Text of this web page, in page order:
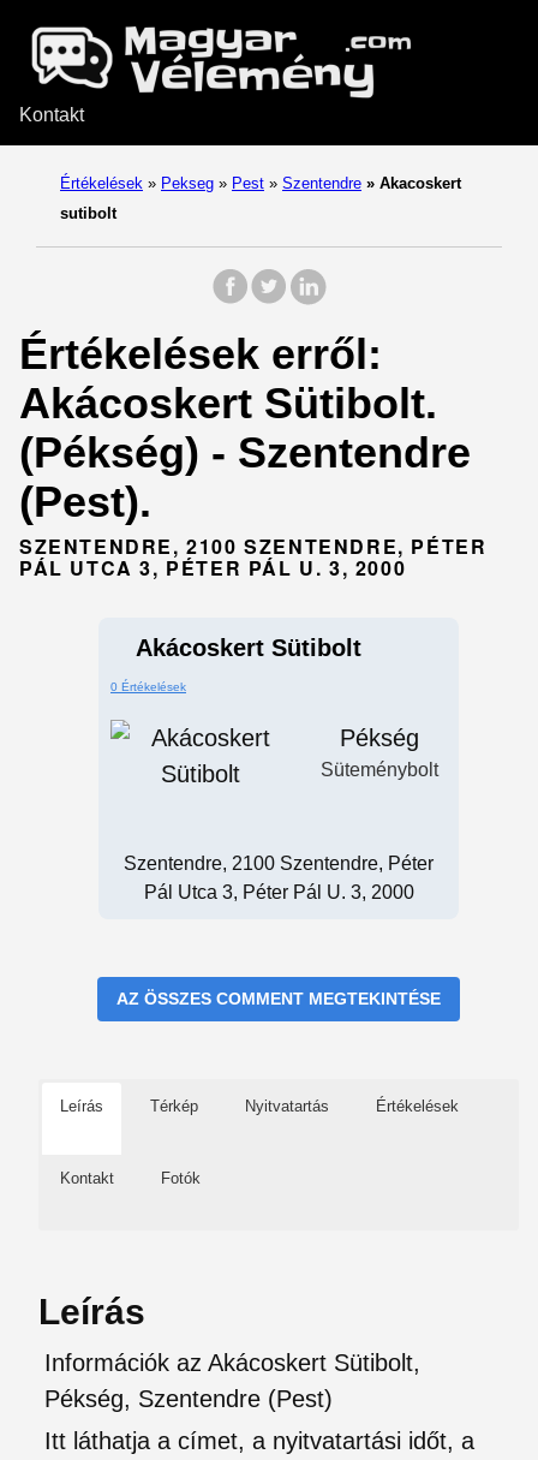
Kontakt
Értékelések » Pekseg » Pest » Szentendre » Akacoskert
sutibolt
Értékelések erről:
Akácoskert Sütibolt.
(Pékség) - Szentendre
(Pest).
SZENTENDRE, 2100 SZENTENDRE, PÉTER
PÁL UTCA 3, PÉTER PÁL U. 3, 2000
Akácoskert Sütibolt
0 Értékelések
Pékség
Süteménybolt
Szentendre, 2100 Szentendre, Péter
Pál Utca 3, Péter Pál U. 3, 2000
AZ ÖSSZES COMMENT MEGTEKINTÉSE
Leírás Térkép Nyitvatartás Értékelések
Kontakt Fotók
Leírás
Információk az Akácoskert Sütibolt,
Pékség, Szentendre (Pest)
Itt láthatja a címet, a nyitvatartási időt, a